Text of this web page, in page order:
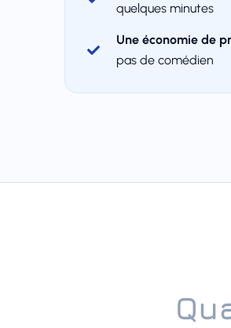
quelques minutes
Une économie de
pas de comédien